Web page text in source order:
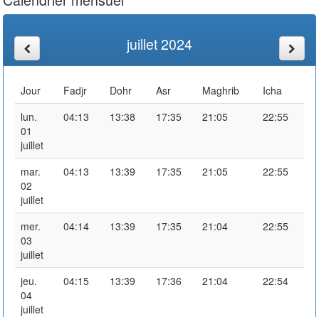
juillet 2024
Jour Fadjr Dohr Asr Maghrib
Icha
lun.
01
juillet
04:13 13:38 17:35 21:05 22:55
mar.
02
juillet
04:13 13:39 17:35 21:05 22:55
mer.
03
juillet
04:14 13:39 17:35 21:04 22:55
jeu.
04
juillet
04:15 13:39 17:36 21:04 22:54